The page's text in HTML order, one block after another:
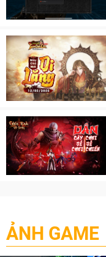
ẢNH GAME